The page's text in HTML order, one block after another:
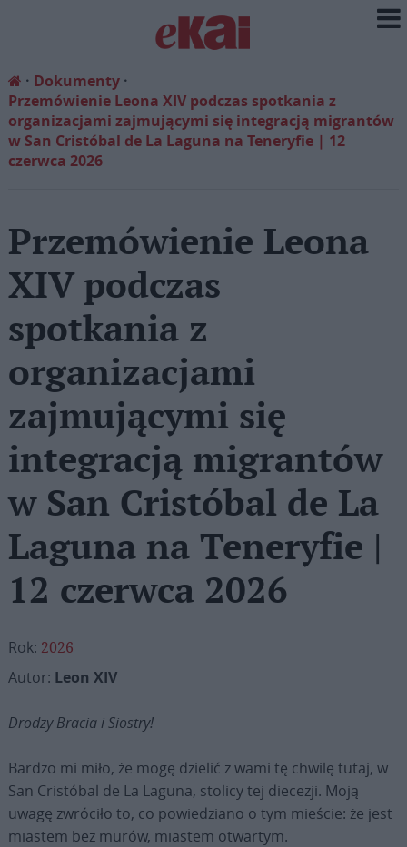
Dokumenty
Przemówienie Leona XIV podczas spotkania z
organizacjami zajmującymi się integracją migrantów
w San Cristóbal de La Laguna na Teneryfie | 12
czerwca 2026
Przemówienie Leona
XIV podczas
spotkania z
organizacjami
zajmującymi się
integracją migrantów
w San Cristóbal de La
Laguna na Teneryfie |
12 czerwca 2026
Rok: 2026
Autor: Leon XIV
Drodzy Bracia i Siostry!
Bardzo mi miło, że mogę dzielić z wami tę chwilę tutaj, w
San Cristóbal de La Laguna, stolicy tej diecezji. Moją
uwagę zwróciło to, co powiedziano o tym mieście: że jest
miastem bez murów, miastem otwartym.